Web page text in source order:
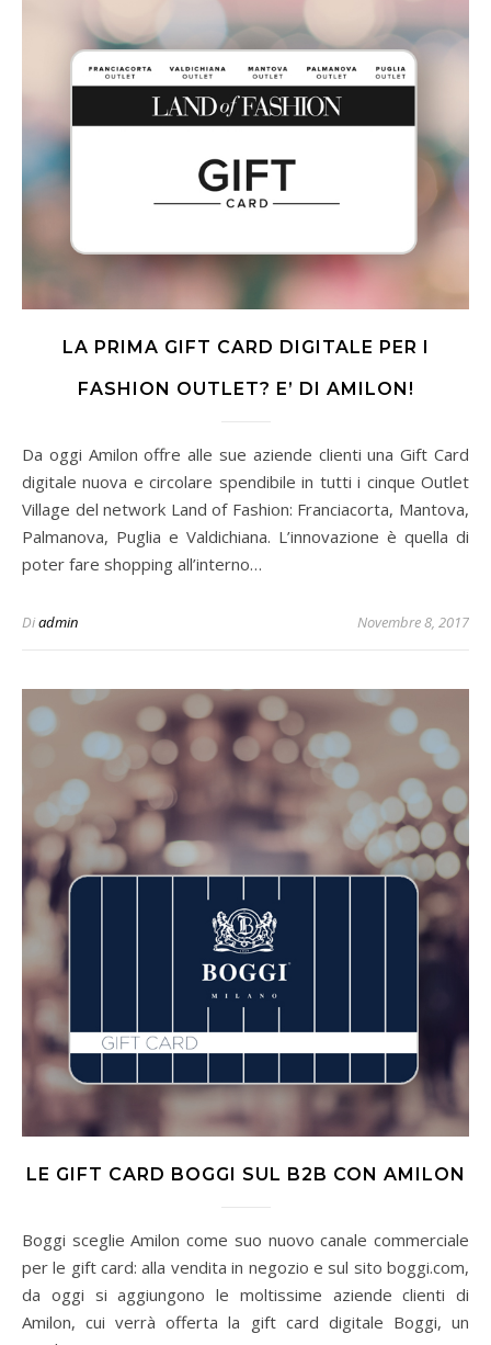
LA PRIMA GIFT CARD DIGITALE PER I
FASHION OUTLET? E’ DI AMILON!
Da oggi Amilon offre alle sue aziende clienti una Gift Card
digitale nuova e circolare spendibile in tutti i cinque Outlet
Village del network Land of Fashion: Franciacorta, Mantova,
Palmanova, Puglia e Valdichiana. L’innovazione è quella di
poter fare shopping all’interno…
Diadmin Novembre 8, 2017
LE GIFT CARD BOGGI SUL B2B CON AMILON
Boggi sceglie Amilon come suo nuovo canale commerciale
per le gift card: alla vendita in negozio e sul sito boggi.com,
da oggi si aggiungono le moltissime aziende clienti di
Amilon, cui verrà offerta la gift card digitale Boggi, un